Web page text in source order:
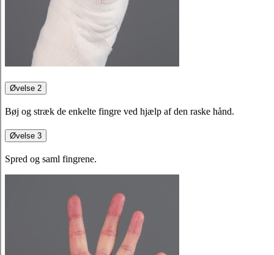
Øvelse 2
Bøj og stræk de enkelte fingre ved hjælp af den raske hånd.
Øvelse 3
Spred og saml fingrene.